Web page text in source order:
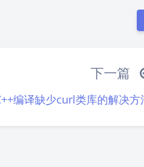
下一篇
编译缺少curl类库的解决方